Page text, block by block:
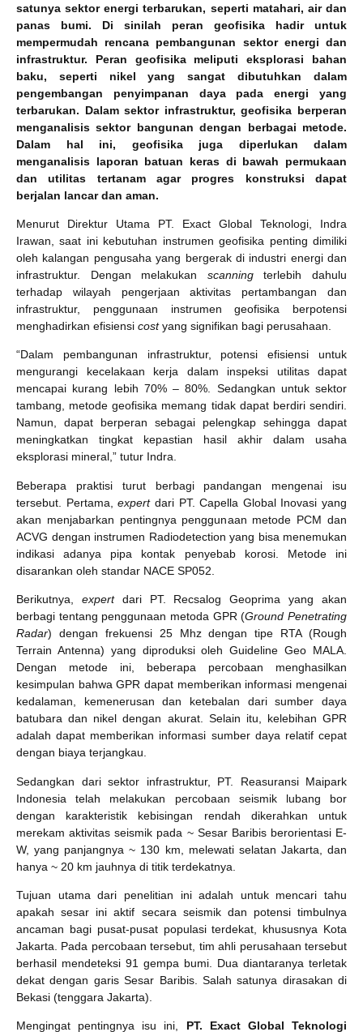
satunya sektor energi terbarukan, seperti matahari, air dan
panas bumi. Di sinilah peran geofisika hadir untuk
mempermudah rencana pembangunan sektor energi dan
infrastruktur. Peran geofisika meliputi eksplorasi bahan
baku, seperti nikel yang sangat dibutuhkan dalam
pengembangan penyimpanan daya pada energi yang
terbarukan. Dalam sektor infrastruktur, geofisika berperan
menganalisis sektor bangunan dengan berbagai metode.
Dalam hal ini, geofisika juga diperlukan dalam
menganalisis laporan batuan keras di bawah permukaan
dan utilitas tertanam agar progres konstruksi dapat
berjalan lancar dan aman.
Menurut Direktur Utama PT. Exact Global Teknologi, Indra
Irawan, saat ini kebutuhan instrumen geofisika penting dimiliki
oleh kalangan pengusaha yang bergerak di industri energi dan
infrastruktur. Dengan melakukan scanningterlebih dahulu
terhadap wilayah pengerjaan aktivitas pertambangan dan
infrastruktur, penggunaan instrumen geofisika berpotensi
menghadirkan efisiensi costyang signifikan bagi perusahaan.
“Dalam pembangunan infrastruktur, potensi efisiensi untuk
mengurangi kecelakaan kerja dalam inspeksi utilitas dapat
mencapai kurang lebih 70% – 80%. Sedangkan untuk sektor
tambang, metode geofisika memang tidak dapat berdiri sendiri.
Namun, dapat berperan sebagai pelengkap sehingga dapat
meningkatkan tingkat kepastian hasil akhir dalam usaha
eksplorasi mineral,” tutur Indra.
Beberapa praktisi turut berbagi pandangan mengenai isu
tersebut. Pertama,expert dari PT. Capella Global Inovasi yang
akan menjabarkan pentingnya penggunaan metode PCM dan
ACVG dengan instrumen Radiodetection yang bisa menemukan
indikasi adanya pipa kontak penyebab korosi. Metode ini
disarankan oleh standar NACE SP052.
Berikutnya, expertdari PT. Recsalog Geoprima yang akan
berbagi tentang penggunaan metoda GPR (Ground Penetrating
Radar) dengan frekuensi 25 Mhz dengan tipe RTA (Rough
Terrain Antenna) yang diproduksi oleh Guideline Geo MALA.
Dengan metode ini, beberapa percobaan menghasilkan
kesimpulan bahwa GPR dapat memberikan informasi mengenai
kedalaman, kemenerusan dan ketebalan dari sumber daya
batubara dan nikel dengan akurat. Selain itu, kelebihan GPR
adalah dapat memberikan informasi sumber daya relatif cepat
dengan biaya terjangkau.
Sedangkan dari sektor infrastruktur, PT. Reasuransi Maipark
Indonesia telah melakukan percobaan seismik lubang bor
dengan karakteristik kebisingan rendah dikerahkan untuk
merekam aktivitas seismik pada ~ Sesar Baribis berorientasi E-
W, yang panjangnya ~ 130 km, melewati selatan Jakarta, dan
hanya ~ 20 km jauhnya di titik terdekatnya.
Tujuan utama dari penelitian ini adalah untuk mencari tahu
apakah sesar ini aktif secara seismik dan potensi timbulnya
ancaman bagi pusat-pusat populasi terdekat, khususnya Kota
Jakarta. Pada percobaan tersebut, tim ahli perusahaan tersebut
berhasil mendeteksi 91 gempa bumi. Dua diantaranya terletak
dekat dengan garis Sesar Baribis. Salah satunya dirasakan di
Bekasi (tenggara Jakarta).
Mengingat pentingnya isu ini, PT. Exact Global Teknologi